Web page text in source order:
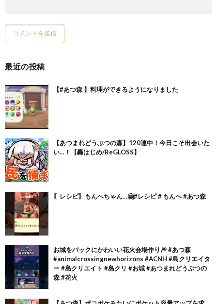
最近の投稿
【#あつ森 】料理ができるようになりました
【あつまれどうぶつの森】120連中！今日こそ出会いた
い…！【轟はじめ/ReGLOSS】
〖レシピ〗もんぺちゃん…🤗#レシピ＃もんぺ #あつ森
お城をバックにかわいい花火会場作り🎆 #あつ森
#animalcrossingnewhorizons #ACNH #島クリエイタ
ー #島クリエイト #島クリ #お城 #あつまれどうぶつの
森 #花火